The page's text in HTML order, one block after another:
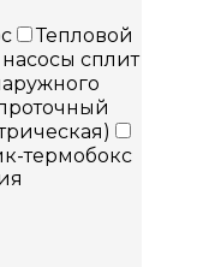
Тепловой
сплит
термобокс